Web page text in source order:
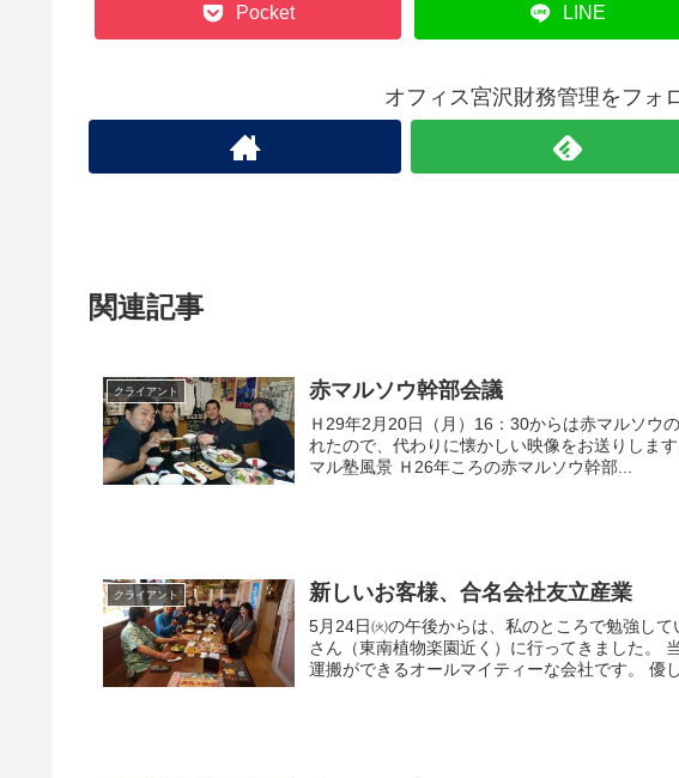
Pocket LINE
オフィス宮沢財務管理をフォ
関連記事
クライアント 赤マルソウ幹部会議
Ｈ29年2月20日（月）16：30からは赤マルソウの幹部会議でした。
れたので、代わりに懐かしい映像をお送りします。 Ｈ27年4月25日（土）の記念すべき第1
マル塾風景 Ｈ26年ころの赤マルソウ幹部...
クライアント 新しいお客様、合名会社友立産業
5月24日㈫の午後からは、私のところで勉強し
さん（東南植物楽園近く）に行ってきました。 当社は運送業で、普通貨物から産業廃棄物まで
運搬ができるオ